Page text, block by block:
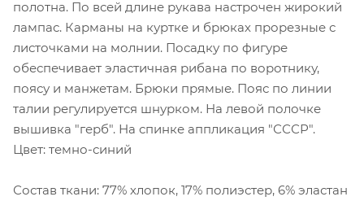
полотна. По всей длине рукава настрочен жирокий
лампас. Карманы на куртке и брюках прорезные с
листочками на молнии. Посадку по фигуре
обеспечивает эластичная рибана по воротнику,
поясу и манжетам. Брюки прямые. Пояс по линии
талии регулируется шнурком. На левой полочке
вышивка "герб". На спинке аппликация "СССР".
Цвет: темно-синий
Состав ткани: 77% хлопок, 17% полиэстер, 6% эластан